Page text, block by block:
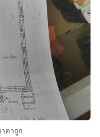
าคาถูก